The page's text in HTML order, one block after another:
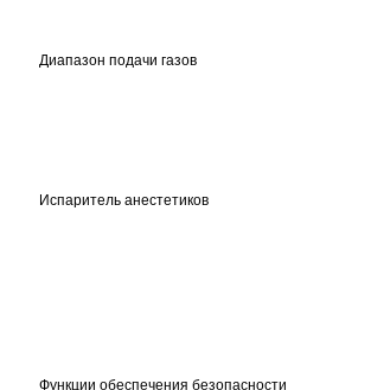
Диапазон подачи газов
Испаритель анестетиков
Функции обеспечения безопасности